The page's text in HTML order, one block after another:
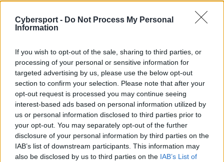
Cybersport - Do Not Process My Personal
Information
If you wish to opt-out of the sale, sharing to third parties, or
processing of your personal or sensitive information for
targeted advertising by us, please use the below opt-out
section to confirm your selection. Please note that after your
opt-out request is processed you may continue seeing
interest-based ads based on personal information utilized by
us or personal information disclosed to third parties prior to
your opt-out. You may separately opt-out of the further
disclosure of your personal information by third parties on the
IAB’s list of downstream participants. This information may
also be disclosed by us to third parties on the IAB’s List of
mówił jeszcze niedawno Donald "SyykoNT" Muir,
wiceprezes ds. esportu w M80, w rozmowie z
scenie formację?
Śledź transfery na scenie Counter-
Strike'a: